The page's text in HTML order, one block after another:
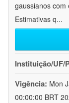
gaussianos com
Estimativas q...
Instituição/UF/
Vigência: Mon
00:00:00 BRT